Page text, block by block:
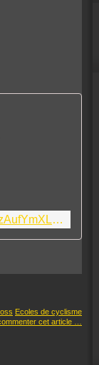
https://photos.google.com/share/AF1QipOp7Axe0hJfRkClALEOkpMzAufYmXLvv-uNOIN6wXj_3fIwGErn40VtHP7TkH6PBA?key=czJEZk5IaE1SZERCMVdIMC1MdFlYMTAyUldnZWxB
Ecoles de cyclisme
cet article